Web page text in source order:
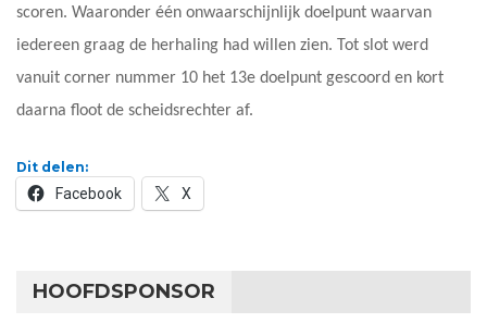
scoren. Waaronder één onwaarschijnlijk doelpunt waarvan
iedereen graag de herhaling had willen zien. Tot slot werd
vanuit corner nummer 10 het 13e doelpunt gescoord en kort
daarna floot de scheidsrechter af.
Dit delen:
Facebook X
HOOFDSPONSOR